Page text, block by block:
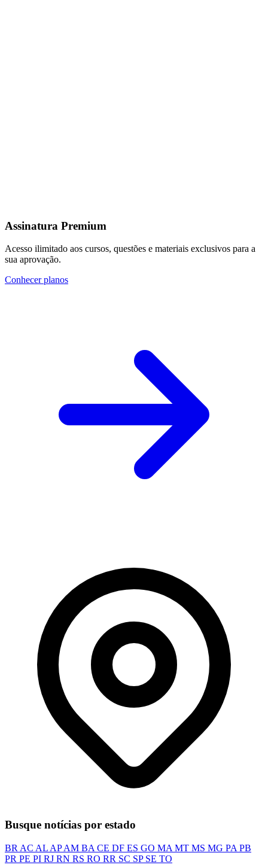
Assinatura Premium
Acesso ilimitado aos cursos, questões e materiais exclusivos para a
sua aprovação.
Conhecer planos
Busque notícias por estado
BR AC AL APAM BA CE DF ES GO MA MT MS MG PA PB
PR PE PI RJ RN RS RO RR SC SP SE TO